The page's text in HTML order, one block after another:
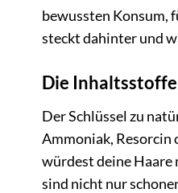
bewussten Konsum,
steckt dahinter und
Die
Der Schlüssel zu
Ammoniak, Resorcin
würdest deine Haare
sind nicht nur